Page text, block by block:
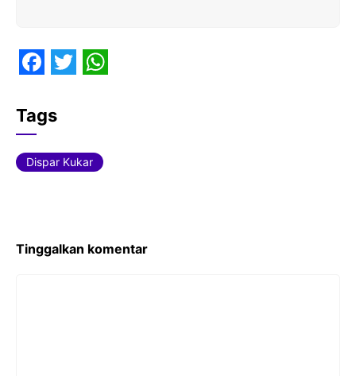
a
c
e
o
w
t
r
t
p
p
Tags
Dispar Kukar
Tinggalkan komentar